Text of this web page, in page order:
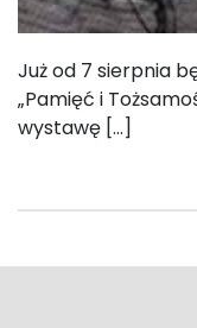
Już od 7 sierpnia
„Pamięć i
wystawę […]